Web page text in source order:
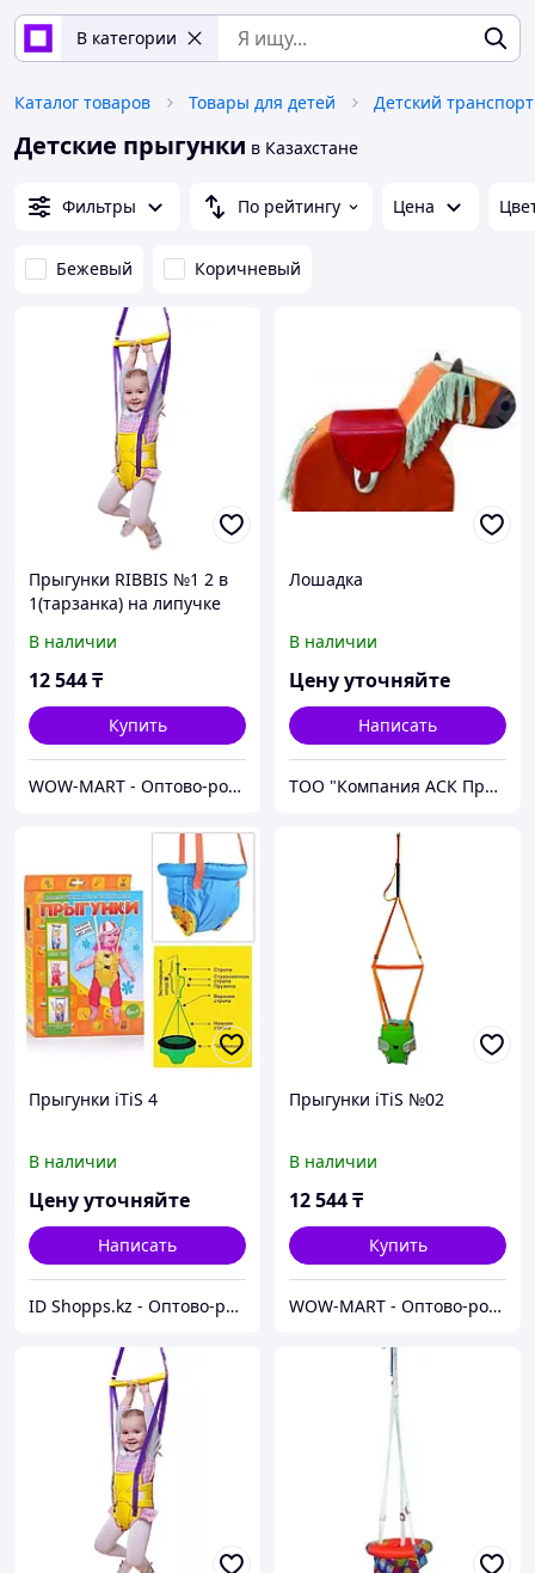
В категории
Каталог товаров Товары для детей Детский
Детские прыгунки в Казахстане
Фильтры По рейтингу Цена
Бежевый Коричневый
Прыгунки RIBBIS №1 2 в
1(тарзанка) на липучке
В наличии
12 544₸
Купить
WOW-MART - Оптово-розничный Склад - товары на заказ до двери
Лошадка
В наличии
Цену уточняйте
Написать
ТОО "Компания АСК Продукт"
Прыгунки iTiS 4
В наличии
Цену уточняйте
Написать
ID Shopps.kz - Оптово-розничный Склад
Прыгунки iTiS №02
В наличии
12 544₸
Купить
WOW-MART - Оптово-розничный Склад - товары на заказ до двери